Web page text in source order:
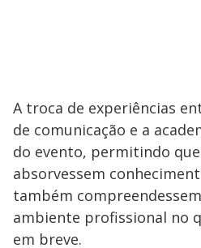
A troca de experiências
de comunicação e a
do evento, permitindo
absorvessem
também
ambiente profissional no
em breve.